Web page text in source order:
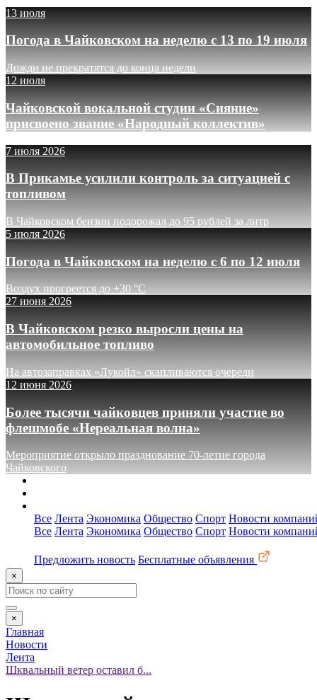
13 июля
Погода в Чайковском на неделю с 13 по 19 июля
Дожди не прекратятся до конца недели
12 июля
Чайковской вокальной студии «Сияние»
присвоено звание «Народный коллектив»
7 июля 2026
В Прикамье усилили контроль за ситуацией с
топливом
В Чайковском бензин подорожал до 95 рублей за литр
5 июля 2026
Погода в Чайковском на неделю с 6 по 12 июля
Воздух прогреется до +30 °C
27 июня 2026
В Чайковском резко выросли цены на
автомобильное топливо
На автозаправках «Лукойл» скапливаются очереди
12 июня 2026
Более тысячи чайковцев приняли участие во
флешмобе «Нереальная волна»
Мероприятие открыло празднование 70-летие города
Чайковского
Все Лента Экономика Общество Спорт Новости
Все Лента Экономика Общество Спорт Новости
Предложить новость Бесплатные объявления
×
×
Главная
Новости
Лента
Шквальный ветер оставил б...